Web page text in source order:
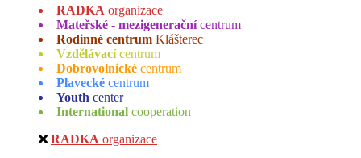
RADKA organizace
Mateřské - mezigenerační centrum
Rodinné centrum Klášterec
Vzdělávací centrum
Dobrovolnické centrum
Plavecké centrum
Youth center
International cooperation
RADKA organizace